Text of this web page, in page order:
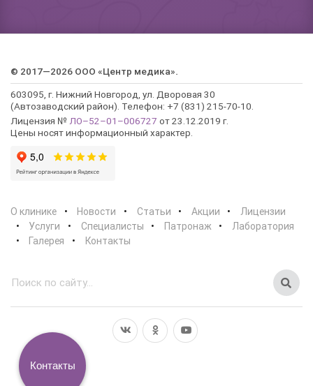
© 2017—2026 ООО «Центр медика».
603095, г. Нижний Новгород, ул. Дворовая 30
(Автозаводский район). Телефон: +7 (831) 215-70-10.
Лицензия № ЛО–52–01–006727 от 23.12.2019 г.
Цены носят информационный характер.
О клинике Новости Статьи Акции
Лицензии
Услуги
Специалисты Патронаж
Лаборатория
Галерея
Контакты
Контакты